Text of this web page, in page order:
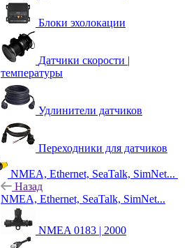
Блоки эхолокации
Датчики скорости |
температуры
Удлинители датчиков
Переходники для датчиков
NMEA, Ethernet, SeaTalk, SimNet...
Назад
NMEA, Ethernet, SeaTalk, SimNet...
NMEA 0183 | 2000